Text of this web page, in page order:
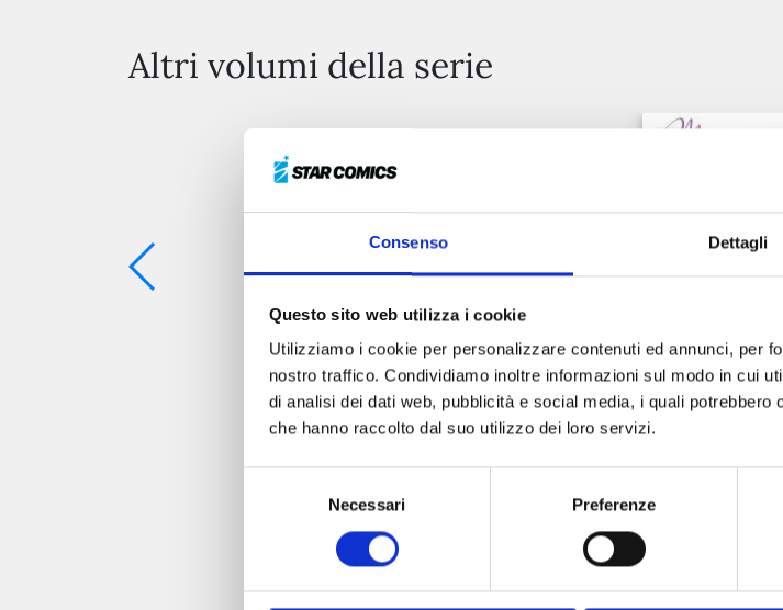
Consenso Dettagli
Questo sito web utilizza i cookie
Utilizziamo i cookie per personalizzare contenuti ed annunci, per
nostro traffico. Condividiamo inoltre informazioni sul modo in cui
di analisi dei dati web, pubblicità e social media, i quali
che hanno raccolto dal suo utilizzo dei loro servizi.
Necessari Preferenze
Altri volumi della serie
MY GIRLFRIEND'S
€ 9,90